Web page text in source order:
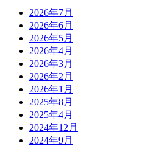
2026年7月
2026年6月
2026年5月
2026年4月
2026年3月
2026年2月
2026年1月
2025年8月
2025年4月
2024年12月
2024年9月